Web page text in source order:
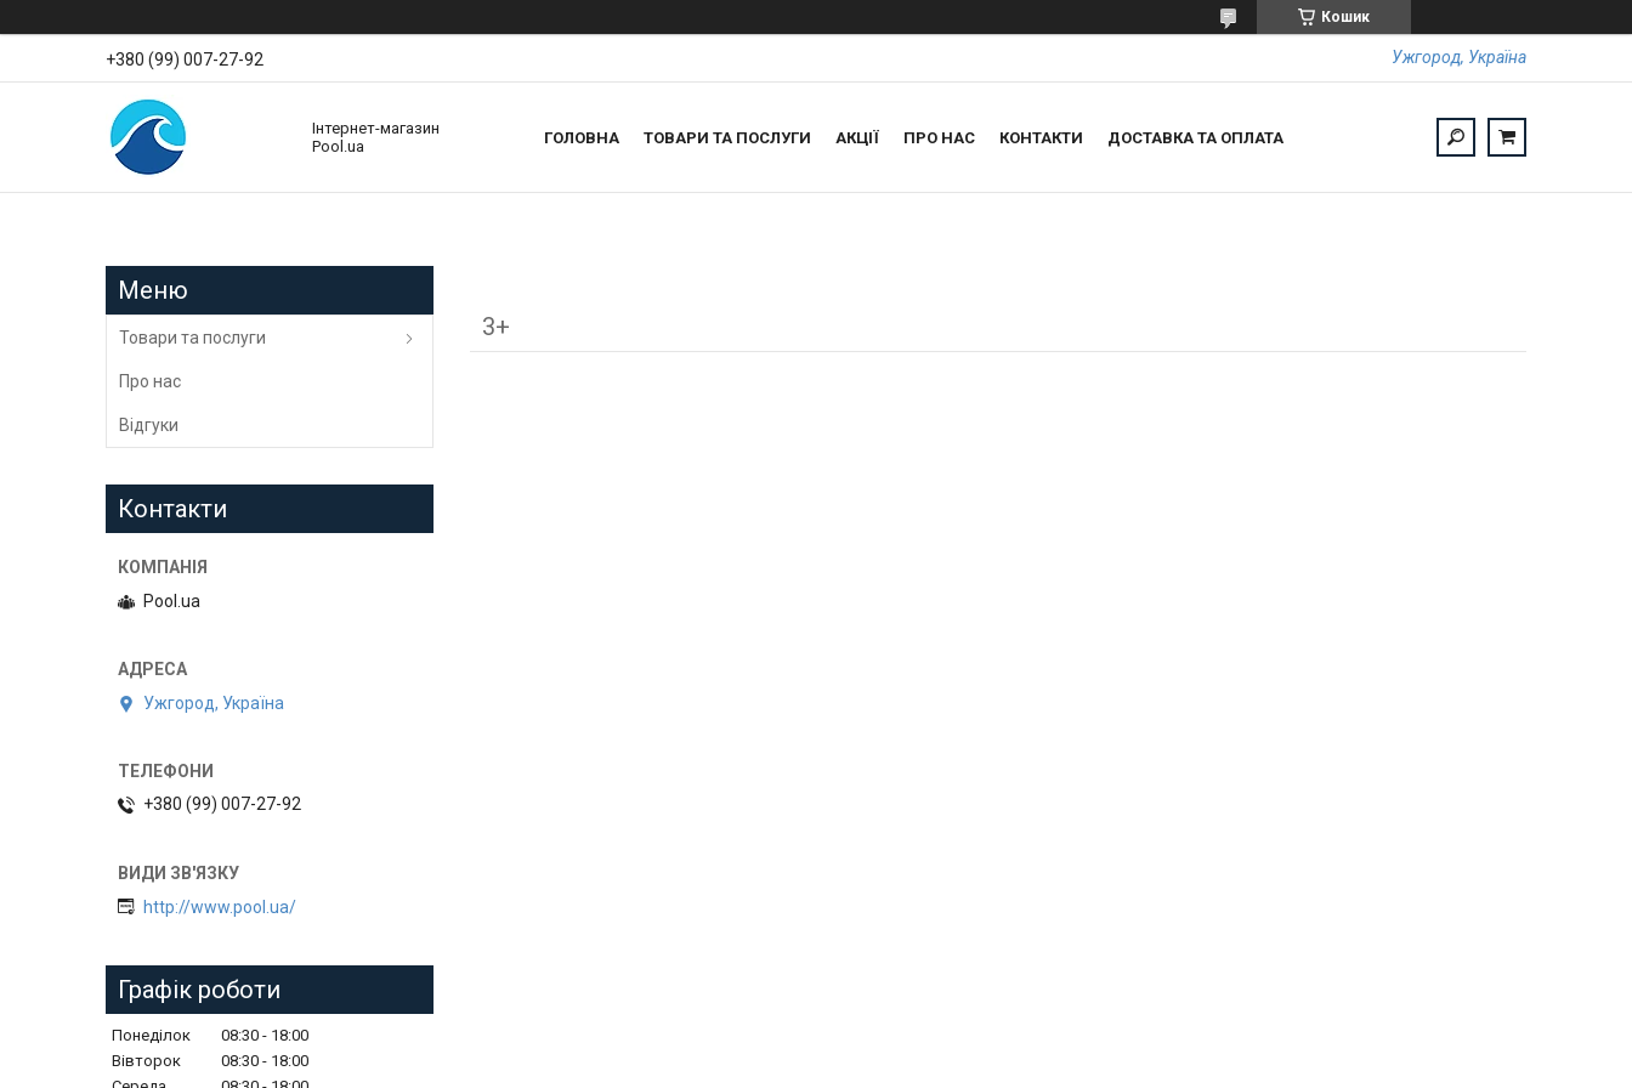
Кошик
+380 (99) 007-27-92 Ужгород, Україна
Інтернет-магазин
Pool.ua
ГОЛОВНА ТОВАРИ ТА ПОСЛУГИ АКЦІЇ ПРО НАС КОНТАКТИ ДОСТАВКА ТА ОПЛАТА
3+
Товари та послуги
Про нас
Відгуки
Контакти
Pool.ua
Ужгород, Україна
+380 (99) 007-27-92
http://www.pool.ua/
Графік роботи
Понеділок 08:30
18:00
Вівторок
08:30
18:00